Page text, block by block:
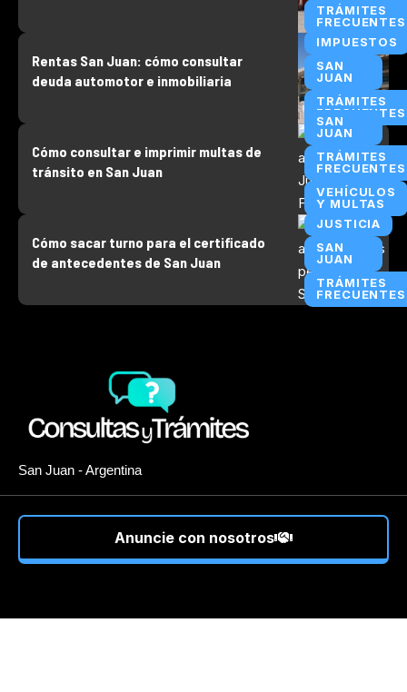
TRÁMITES
FRECUENTES
IMPUESTOS
SAN
JUAN
TRÁMITES
FRECUENTES
Rentas San Juan: cómo consultar
deuda automotor e inmobiliaria
SAN
JUAN
TRÁMITES
FRECUENTES
VEHÍCULOS
Y MULTAS
Cómo consultar e imprimir multas de
tránsito en San Juan
JUSTICIA
SAN
JUAN
TRÁMITES
FRECUENTES
Cómo sacar turno para el certificado
de antecedentes de San Juan
San Juan - Argentina
Anuncie con nosotros